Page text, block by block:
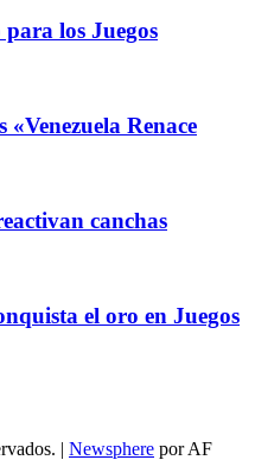
los Juegos
Renace
canchas
el oro en Juegos
| Newsphere por AF